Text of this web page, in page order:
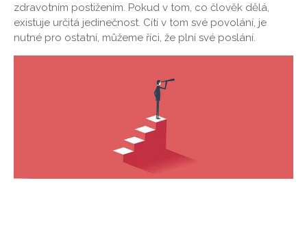
zdravotním postižením. Pokud v tom, co člověk dělá,
existuje určitá jedinečnost. Cítí v tom své povolání, je
nutné pro ostatní, můžeme říci, že plní své poslání.